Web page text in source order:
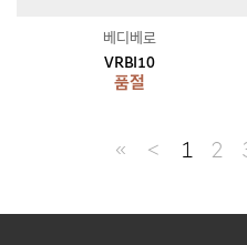
VRBI10
품절
베디베로
≪ ＜ 1 2